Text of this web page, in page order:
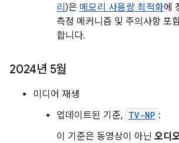
리 )은 메모리 사용량 최적화에
측정 메커니즘 및 주의사항 포
합니다.
2024년 5월
미디어 재생
업데이트된 기준, TV-NP :
이 기준은 동영상이 아닌 오디